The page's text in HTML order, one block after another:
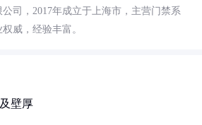
司，2017年成立于上海市，主营门禁系
威，经验丰富。
壁厚